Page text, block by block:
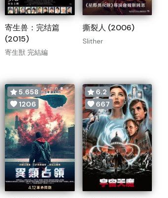
寄生兽：完结篇
(2015)
寄生獣 完結編
撕裂人 (2006)
Slither
5.658
1206
6.2
667